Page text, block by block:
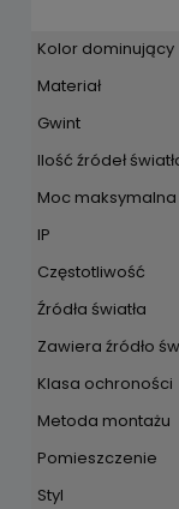
Kolor dominujący
Materiał
Gwint
Ilość źródeł
Moc maksymalna
IP
Częstotliwość
Źródła światła
Zawiera źródło
Klasa ochroności
Metoda montażu
Pomieszczenie
Styl